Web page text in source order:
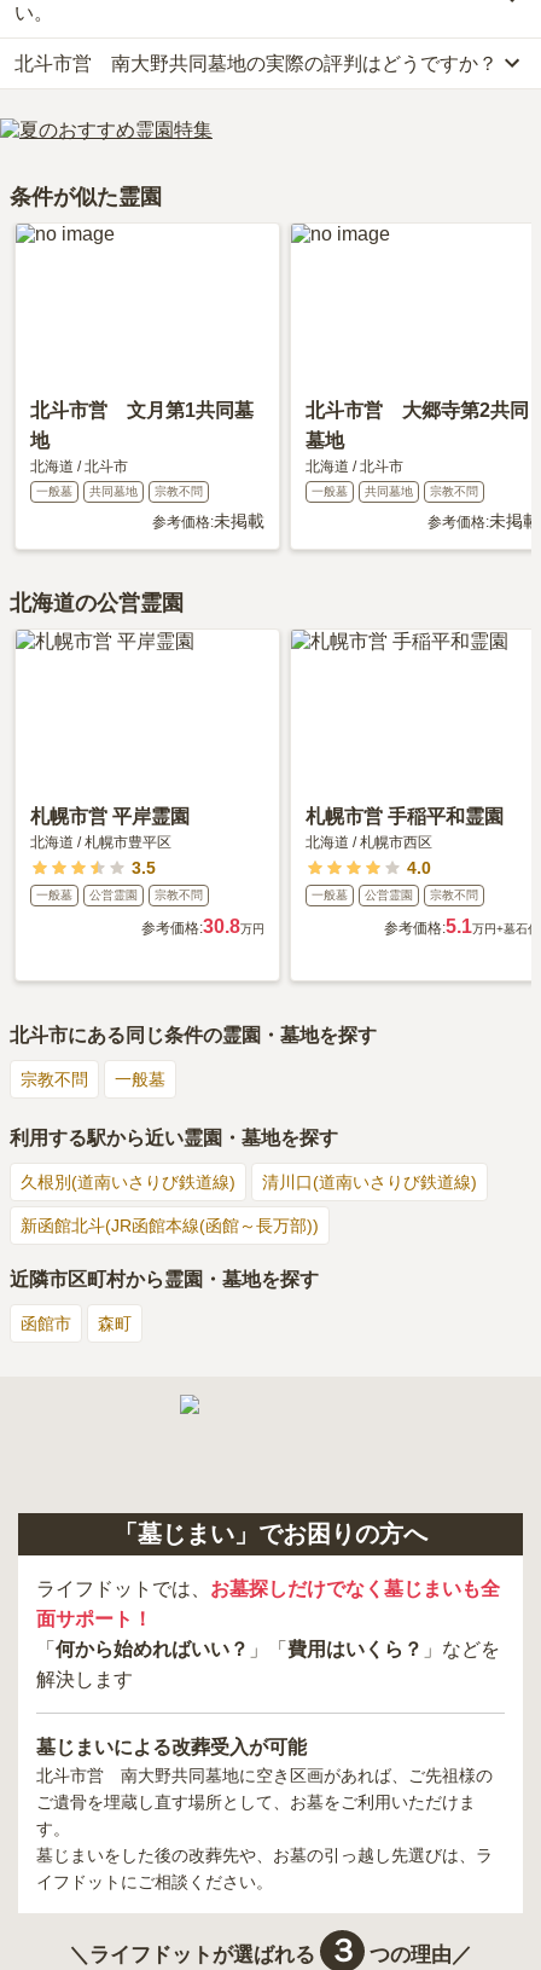
です。
お墓は、価格が高いものがよい、安いものが悪い、という訳ではあ
りません。大切なのは、ご家族が心から納得し、安心してお参りで
きる場所を選ぶことです。
い。
公共交通機関の場合、ニセコバスに乗車、「長橋5丁目バス停」下
車徒歩約10分です。
車の場合、「新川インター」から車で約50分です。
詳しいルートや地図は、本ページの「地図・交通アクセス」欄をご
北斗市営 南大野共同墓地の実際の評判はどうですか？
北斗市営　南大野共同墓地の口コミはまだ投稿されておりません。
口コミはあくまで一つの目安です。資料請求や現地見学を通して、
条件が似た霊園
北斗市営 文月第1共同墓
地
北海道 /北斗市
一般墓 共同墓地 宗教不問
参考価格:未掲載
北斗市営 大郷寺第2共同
墓地
北海道 /北斗市
一般墓 共同墓地 宗教不問
参考価格:未掲載
北海道の公営霊園
札幌市営 平岸霊園
北海道 /札幌市豊平区
3.5
一般墓 公営霊園 宗教不問
参考価格:30.8万円
札幌市営 手稲平和霊園
北海道 /札幌市西区
4.0
一般墓 公営霊園 宗教不問
参考価格:5.1万円+墓石代
北斗市にある同じ条件の霊園・墓地を探す
宗教不問 一般墓
利用する駅から近い霊園・墓地を探す
久根別(道南いさりび鉄道線) 清川口(道南いさりび鉄道線)
新函館北斗(JR函館本線(函館～長万部))
近隣市区町村から霊園・墓地を探す
函館市 森町
「墓じまい」でお困りの方へ
ライフドットでは、 お墓探しだけでなく墓じまいも全
面サポート！
「 何から始めればいい？ 」「 費用はいくら？ 」などを
解決します
墓じまいによる改葬受入が可能
北斗市営 南大野共同墓地に空き区画があれば、ご先祖様の
ご遺骨を埋蔵し直す場所として、お墓をご利用いただけま
す。
墓じまいをした後の改葬先や、お墓の引っ越し先選びは、ラ
イフドットにご相談ください。
＼ライフドットが選ばれる ３ つの理由／